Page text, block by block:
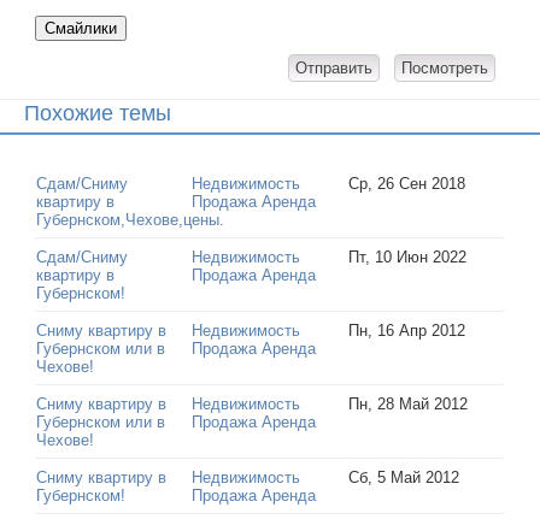
Похожие темы
Сдам/Сниму
квартиру в
Губернском,Чехове,цены.
Недвижимость
Продажа Аренда
Ср, 26 Сен 2018
Сдам/Сниму
квартиру в
Губернском!
Недвижимость
Продажа Аренда
Пт, 10 Июн 2022
Сниму квартиру в
Губернском или в
Чехове!
Недвижимость
Продажа Аренда
Пн, 16 Апр 2012
Сниму квартиру в
Губернском или в
Чехове!
Недвижимость
Продажа Аренда
Пн, 28 Май 2012
Сниму квартиру в
Губернском!
Недвижимость
Продажа Аренда
Сб, 5 Май 2012